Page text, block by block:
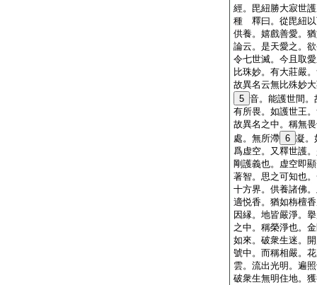
經。毘紐勝大寂世
種 釋曰。從毘紐以
供養。嬉戲善愛。
論云。是天愛之。
令七世滅。今且取
比珠妙。有大莊嚴
故異名云無比殊妙
5 音。能護世間
有所畏。如護世王
故異名之中。稱無
處。無所滯 6 凝。
爲虚空。又釋世護
剛護義也。虚空即
著智。思之可知也
十方界。供養諸佛
適悦香。猶如栴檀
因縁。地皆嚴淨。
之中。稱榮淨也。
如來。破衆生迷。
號中。而稱相嚴。
雲。流出光明。遍
破衆生無明住地。